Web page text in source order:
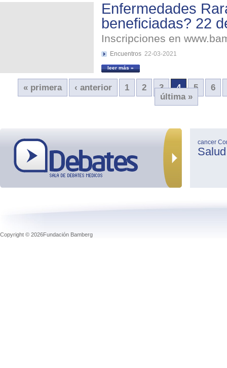
Enfermedades
beneficiadas? 22
Inscripciones en
Encuentros 22-03-2021
leer más »
« primera ‹ anterior 1 2 3 4 5
6
última »
cancer
Salud
Copyright © 2026Fundación Bamberg